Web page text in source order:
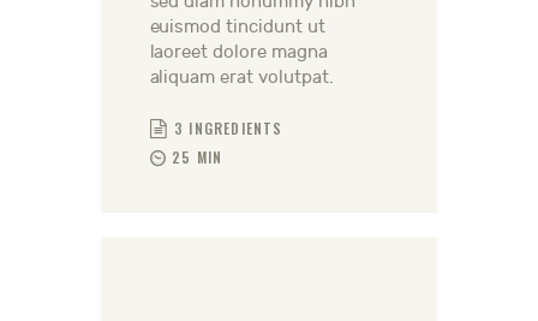
euismod tincidunt ut
laoreet dolore magna
aliquam erat volutpat.
3 INGREDIENTS
25 MIN